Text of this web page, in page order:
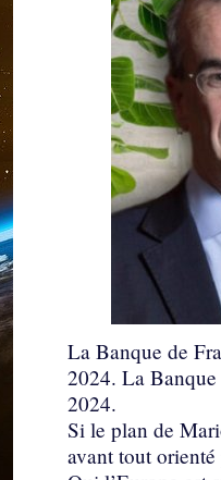
La Banque de
2024. La Banque
2024.
Si le plan de
avant tout